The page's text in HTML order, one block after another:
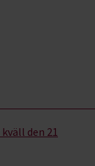
den 21